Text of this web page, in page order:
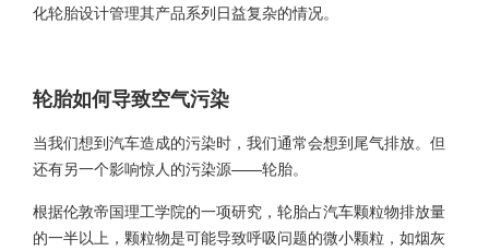
化轮胎设计管理其产品系列日益复杂的情况。
轮胎如何导致空气污染
当我们想到汽车造成的污染时，我们通常会想到尾气排放。但
还有另一个影响惊人的污染源——轮胎。
根据伦敦帝国理工学院的一项研究，轮胎占汽车颗粒物排放量
的一半以上，颗粒物是可能导致呼吸问题的微小颗粒，如烟灰